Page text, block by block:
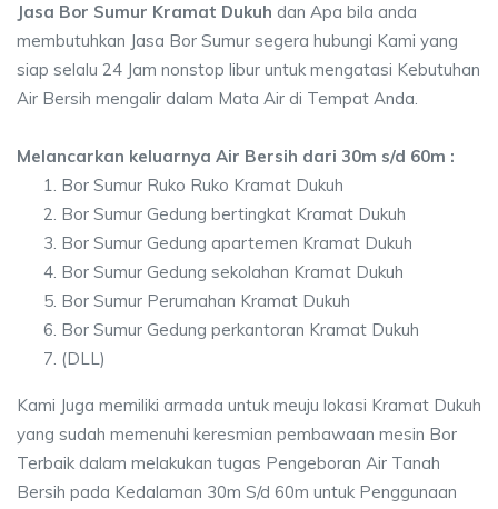
Jasa Bor Sumur Kramat Dukuh dan Apa bila anda
membutuhkan Jasa Bor Sumur segera hubungi Kami yang
siap selalu 24 Jam nonstop libur untuk mengatasi Kebutuhan
Air Bersih mengalir dalam Mata Air di Tempat Anda.
Melancarkan keluarnya Air Bersih dari 30m s/d 60m :
Bor Sumur Ruko Ruko Kramat Dukuh
Bor Sumur Gedung bertingkat Kramat Dukuh
Bor Sumur Gedung apartemen Kramat Dukuh
Bor Sumur Gedung sekolahan Kramat Dukuh
Bor Sumur Perumahan Kramat Dukuh
Bor Sumur Gedung perkantoran Kramat Dukuh
(DLL)
Kami Juga memiliki armada untuk meuju lokasi Kramat Dukuh
yang sudah memenuhi keresmian pembawaan mesin Bor
Terbaik dalam melakukan tugas Pengeboran Air Tanah
Bersih pada Kedalaman 30m S/d 60m untuk Penggunaan